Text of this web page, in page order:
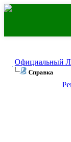
Официальный
Справка